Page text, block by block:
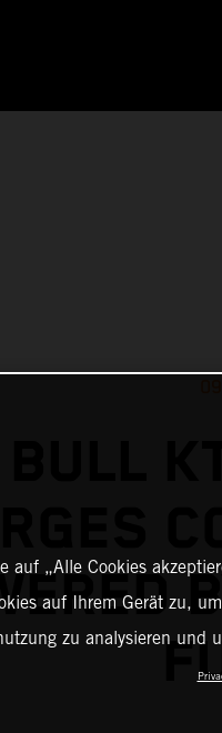
auf „Alle Cookies
auf Ihrem Gerät zu,
zu analysieren und